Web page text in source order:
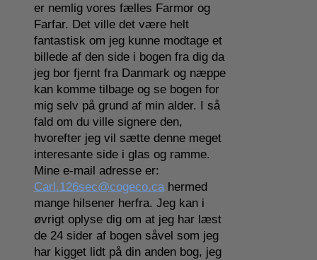
er nemlig vores fælles Farmor og
Farfar. Det ville det være helt
fantastisk om jeg kunne modtage et
billede af den side i bogen fra dig da
jeg bor fjernt fra Danmark og næppe
kan komme tilbage og se bogen for
mig selv på grund af min alder. I så
fald om du ville signere den,
hvorefter jeg vil sætte denne meget
interesante side i glas og ramme.
Mine e-mail adresse er:
Carl.126sec@cogeco.ca hermed
mange hilsener herfra. Jeg kan i
øvrigt oplyse dig om at jeg har læst
de 24 sider af bogen såvel som jeg
har kigget lidt på din anden bog, jeg